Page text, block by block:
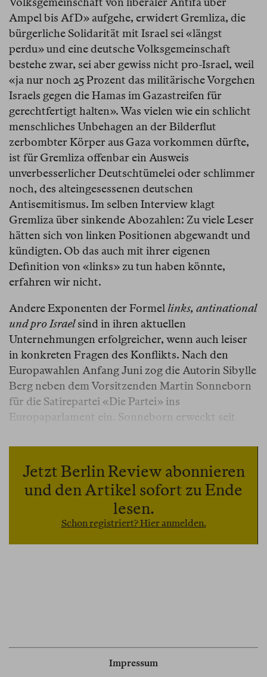
Ampel bis AfD» aufgehe, erwidert Gremliza, die
bürgerliche Solidarität mit Israel sei «längst
perdu» und eine deutsche Volksgemeinschaft
bestehe zwar, sei aber gewiss nicht pro-Israel, weil
«ja nur noch 25 Prozent das militärische Vorgehen
Israels gegen die Hamas im Gazastreifen für
gerechtfertigt halten». Was vielen wie ein schlicht
menschliches Unbehagen an der Bilderflut
zerbombter Körper aus Gaza vorkommen dürfte,
ist für Gremliza offenbar ein Ausweis
unverbesserlicher Deutschtümelei oder schlimmer
noch, des alteingesessenen deutschen
Antisemitismus. Im selben Interview klagt
Gremliza über sinkende Abozahlen: Zu viele Leser
hätten sich von linken Positionen abgewandt und
kündigten. Ob das auch mit ihrer eigenen
Definition von «links» zu tun haben könnte,
erfahren wir nicht.
Andere Exponenten der Formellinks, antinational
und pro Israelsind in ihren aktuellen
Unternehmungen erfolgreicher, wenn auch leiser
in konkreten Fragen des Konflikts. Nach den
Europawahlen Anfang Juni zog die Autorin Sibylle
Berg neben dem Vorsitzenden Martin Sonneborn
für die Satirepartei «Die Partei» ins
Europaparlament ein. Sonneborn erweckt seit
Projekt zu führen, indem er die
menschenfeindliche Migrationspolitik der EU
oder die Kommissionsführung Ursula von der
Leyens kritisiert; Berg dürfte dem breiten
Publikum durch ihre langjährige Kolumne bei
Spiegel Onlinebekannt sein.
Jetzt Berlin Review abonnieren
und den Artikel sofort zu Ende
lesen.
Schon registriert? Hier anmelden.
Impressum